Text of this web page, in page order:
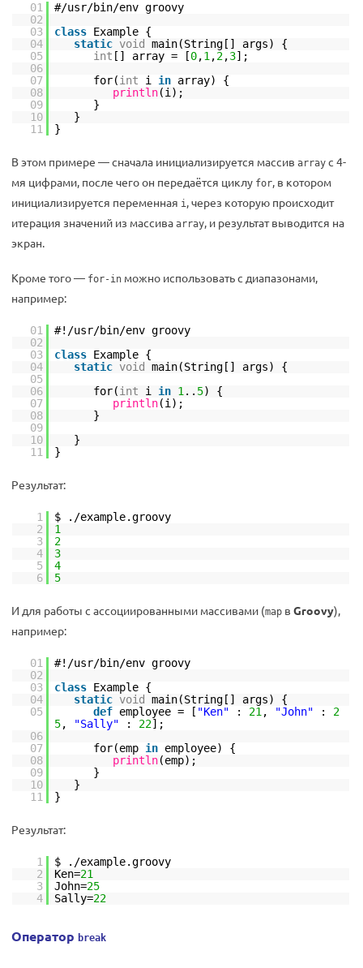
01
#/usr/bin/env groovy
02
03
class Example {
04
static void
main(String[] args) {
05
int [] array = [0,1 ,2,3];
06
07
for(int i in array) {
08
println(i);
09
}
10
}
11
}
В этом примере — сначала инициализируется массив array с 4-
мя цифрами, после чего он передаётся циклу for, в котором
инициализируется переменная i, через которую происходит
итерация значений из массива array, и результат выводится на
экран.
Кроме того — for-in можно использовать с диапазонами,
например:
01
#!/usr/bin/env groovy
02
03
class Example {
04
static void
main(String[] args) {
05
06
for(int i in 1 .. 5) {
07
println(i);
08
}
09
10
}
11
}
Результат:
1
$ ./example.groovy
2
1
3
2
4
3
5
4
6
5
И для работы с ассоциированными массивами (map в Groovy),
например:
01
#!/usr/bin/env groovy
02
03
class Example {
04
static void
main(String[] args) {
05
def employee = [ "Ken" : 21 , "John" : 2
5, "Sally" : 22];
06
07
for(emp in employee) {
08
println(emp);
09
}
10
}
11
}
Результат:
1
$ ./example.groovy
2
Ken=21
3
John=25
4
Sally=22
Оператор break